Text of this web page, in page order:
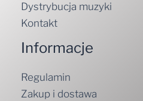
Dystrybucja muzyki
Kontakt
Informacje
Regulamin
Zakup i dostawa